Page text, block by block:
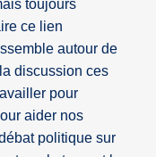
toujours
ce lien
autour de
discussion ces
pour
aider nos
politique sur